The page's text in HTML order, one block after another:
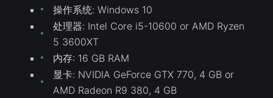
操作系统: Windows 10
处理器: Intel Core i5-10600 or AMD Ryzen
5 3600XT
内存: 16 GB RAM
显卡: NVIDIA GeForce GTX 770, 4 GB or
AMD Radeon R9 380, 4 GB